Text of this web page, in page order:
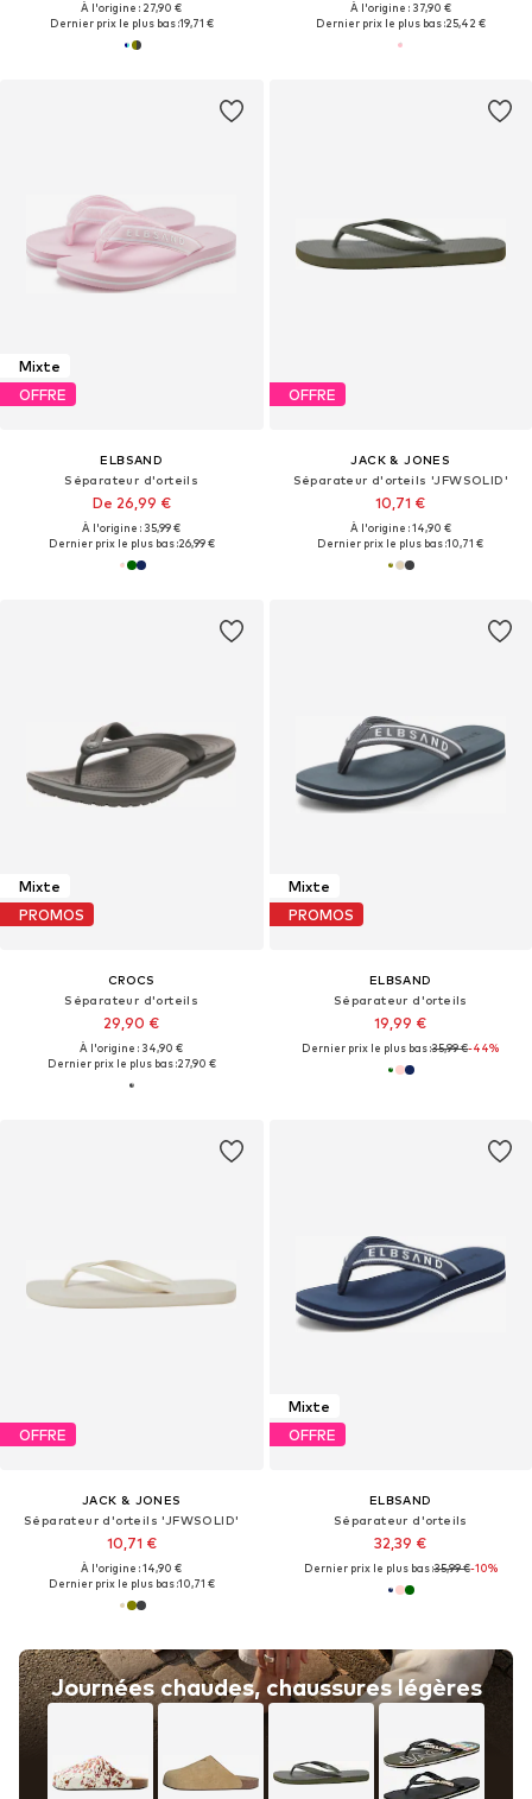
À l'origine : 27,90 €
Dernier prix le plus bas :19,71 €
À l'origine : 37,90 €
Dernier prix le plus bas :25,42 €
Mixte
OFFRE
ELBSAND
Séparateur d'orteils
De 26,99 €
À l'origine : 35,99 €
Dernier prix le plus bas :26,99 €
OFFRE
JACK & JONES
Séparateur d'orteils 'JFWSOLID'
10,71 €
À l'origine : 14,90 €
Dernier prix le plus bas :10,71 €
Mixte
PROMOS
CROCS
Séparateur d'orteils
29,90 €
À l'origine : 34,90 €
Dernier prix le plus bas :27,90 €
Mixte
PROMOS
ELBSAND
Séparateur d'orteils
19,99 €
Dernier prix le plus bas :35,99 €-44%
OFFRE
JACK & JONES
Séparateur d'orteils 'JFWSOLID'
10,71 €
À l'origine : 14,90 €
Dernier prix le plus bas :10,71 €
Mixte
OFFRE
ELBSAND
Séparateur d'orteils
32,39 €
Dernier prix le plus bas :35,99 €-10%
Journées chaudes, chaussures légères